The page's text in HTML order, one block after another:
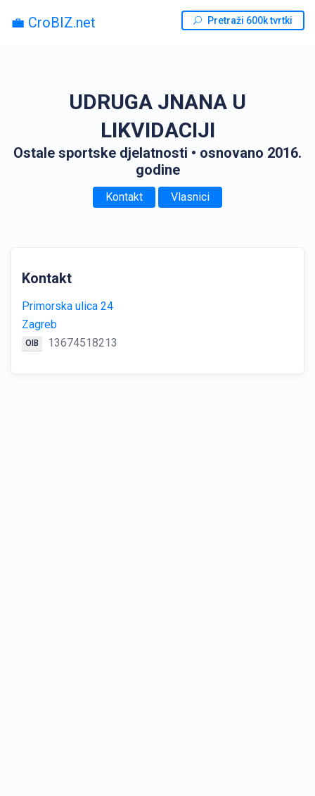
💼 CroBIZ.net Pretraži 600k tvrtki
UDRUGA JNANA U
LIKVIDACIJI
Ostale sportske djelatnosti • osnovano 2016.
godine
Kontakt Vlasnici
Kontakt
Primorska ulica 24
Zagreb
OIB 13674518213